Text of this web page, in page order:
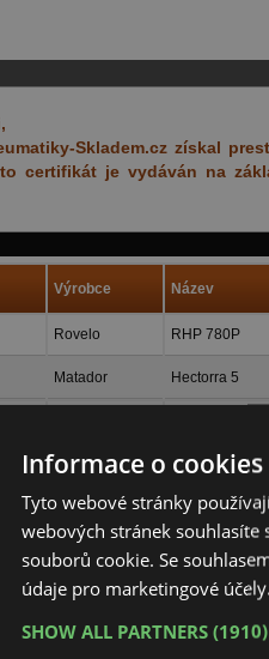
Skladem.cz získal
certifikát je vydáván na
Výrobce Název
Rovelo RHP 780P
Matador Hectorra 5
Matador Hectorra 5
Barum Bravuris 6
Barum Bravuris 6
Continental UltraContact
Continental
Informace o
Tyto webové stránky
webových stránek souhlasíte
souborů cookie. Se
údaje pro marketingové účely.
SHOW ALL PARTNERS